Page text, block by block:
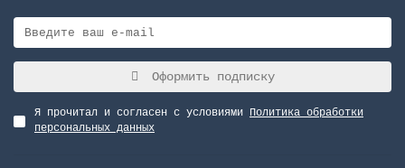
Оформить подписку
Я прочитал и согласен с условиями Политика обработки
персональных данных